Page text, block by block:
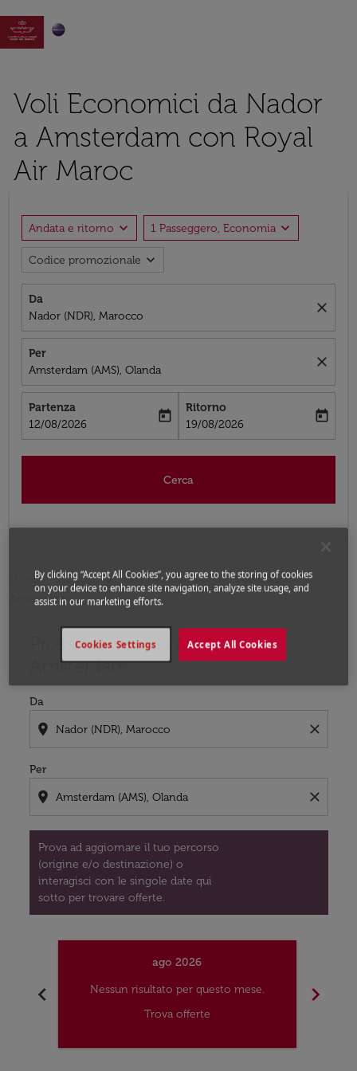

Voli Economici da Nador
a Amsterdam con Royal
Air Maroc
Andata e ritorno expand_more 1 Passeggero, Economia expand_more
Codice promozionale expand_more
Da
Nador (NDR), Marocco
close
Per
Amsterdam (AMS), Olanda
close
Partenza
fc-booking-departure-date-aria-label
12/08/2026
today
Ritorno
fc-booking-return-date-aria-label
19/08/2026
today
Cerca
Home Voli Voli per Olanda
Voli Nador -
Amsterdam
Prossimo voli da Nador a
Amsterdam
Da
location_on close
Per
location_on close
Prova ad aggiornare il tuo percorso
(origine e/o destinazione) o
interagisci con le singole date qui
sotto per trovare offerte.
Prova ad aggiornare il tuo percorso (origine e/o
chevron_left
ago 2026
Nessun risultato per questo mese.
Trova offerte
chevron_right
By clicking “Accept All Cookies”, you agree to the storing of cookies
on your device to enhance site navigation, analyze site usage, and
assist in our marketing efforts.
Accept All Cookies
Cookies Settings